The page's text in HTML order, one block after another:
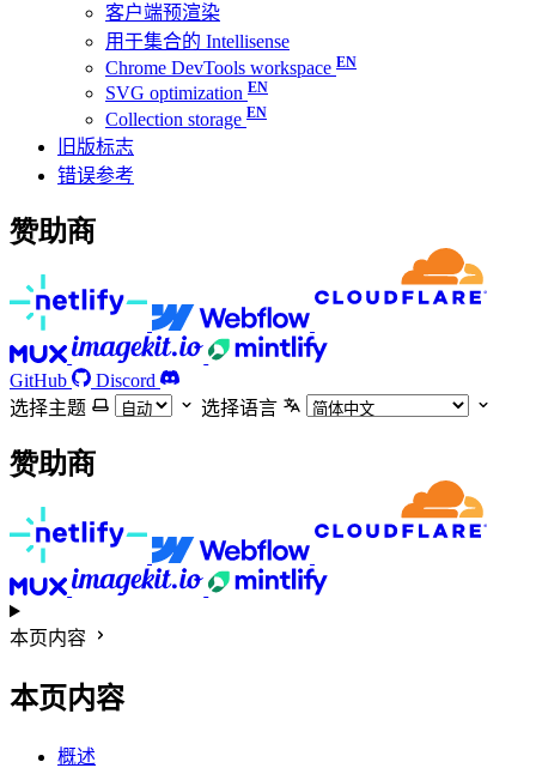
客户端预渲染
用于集合的 Intellisense
Chrome DevTools workspace
SVG optimization
Collection storage
旧版标志
错误参考
赞助商
GitHub
Discord
选择主题
选择语言
赞助商
本页内容
本页内容
概述